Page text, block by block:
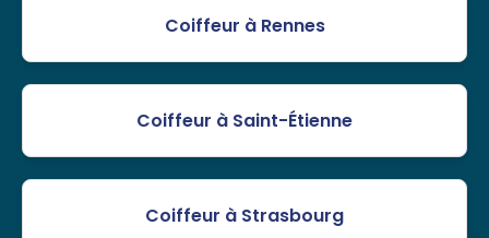
Coiffeur à Rennes
Coiffeur à Saint-Étienne
Coiffeur à Strasbourg